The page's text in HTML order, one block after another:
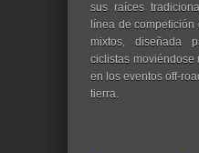
sus raíces
línea de
mixtos, diseñada
ciclistas moviéndose
en los eventos off-
tierra.